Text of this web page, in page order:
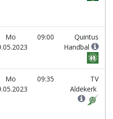
Mo
09:00
Quintus
Handbal
Mo
09:35
TV
Aldekerk